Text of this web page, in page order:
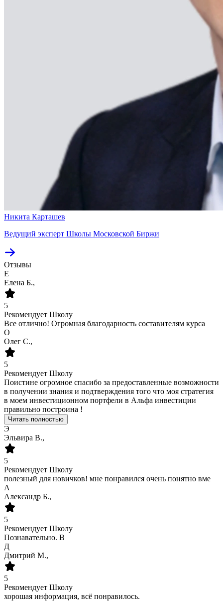
Никита Карташев
Ведущий эксперт Школы Московской Биржи
Отзывы
Е
Елена Б.,
5
Рекомендует Школу
Все отлично! Огромная благодарность составителям курса
О
Олег С.,
5
Рекомендует Школу
Поистине огромное спасибо за предоставленные возможности
в получении знания и подтверждения того что моя стратегия
в моем инвестиционном портфели в Альфа инвестиции
правильно построина !
Читать полностью
Э
Эльвира В.,
5
Рекомендует Школу
полезный для новичков! мне понравился очень понятно вме
А
Александр Б.,
5
Рекомендует Школу
Познавательно. В
Д
Дмитрий М.,
5
Рекомендует Школу
хорошая информация, всё понравилось.